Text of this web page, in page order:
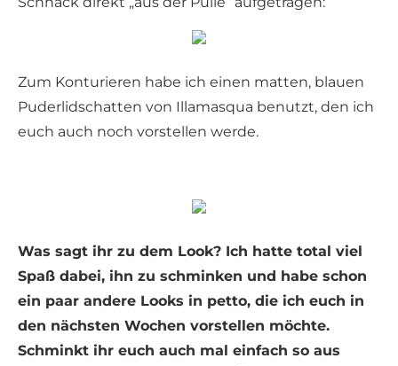
Zum Konturieren habe ich einen matten, blauen
Puderlidschatten von Illamasqua benutzt, den ich
euch auch noch vorstellen werde.
Was sagt ihr zu dem Look? Ich hatte total viel
Spaß dabei, ihn zu schminken und habe schon
ein paar andere Looks in petto, die ich euch in
den nächsten Wochen vorstellen möchte.
Schminkt ihr euch auch mal einfach so aus